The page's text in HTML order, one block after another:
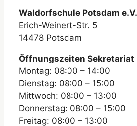
Waldorfschule Potsdam e.V.
Erich-Weinert-Str. 5
14478 Potsdam
Öffnungszeiten Sekretariat
Montag: 08:00 – 14:00
Dienstag: 08:00 – 15:00
Mittwoch: 08:00 – 13:00
Donnerstag: 08:00 – 15:00
Freitag: 08:00 – 13:00